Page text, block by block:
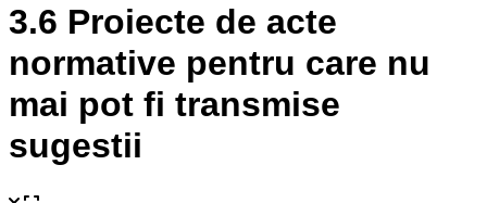
3.6 Proiecte de acte
normative pentru care nu
mai pot fi transmise
sugestii